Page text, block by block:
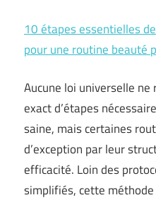
10 étapes essentielles
pour une routine beauté
Aucune loi universelle ne
exact d’étapes
saine, mais certaines
d’exception par leur
efficacité. Loin des
simplifiés, cette